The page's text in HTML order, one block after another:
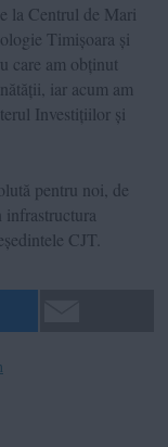
la Centrul de Mari
Timișoara și
care am obținut
iar acum am
Investițiilor și
pentru noi, de
infrastructura
CJT.